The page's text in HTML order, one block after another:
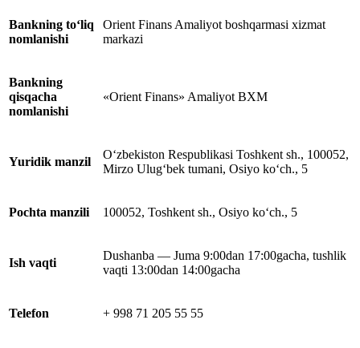
Bankning to‘liq
nomlanishi
Orient Finans Amaliyot boshqarmasi xizmat
markazi
Bankning
qisqacha
nomlanishi
«Orient Finans» Amaliyot BXM
Yuridik manzil
O‘zbekiston Respublikasi Toshkent sh., 100052,
Mirzo Ulug‘bek tumani, Osiyo ko‘ch., 5
Pochta manzili 100052, Toshkent sh., Osiyo ko‘ch., 5
Ish vaqti
Dushanba — Juma 9:00dan 17:00gacha, tushlik
vaqti 13:00dan 14:00gacha
Telefon + 998 71 205 55 55